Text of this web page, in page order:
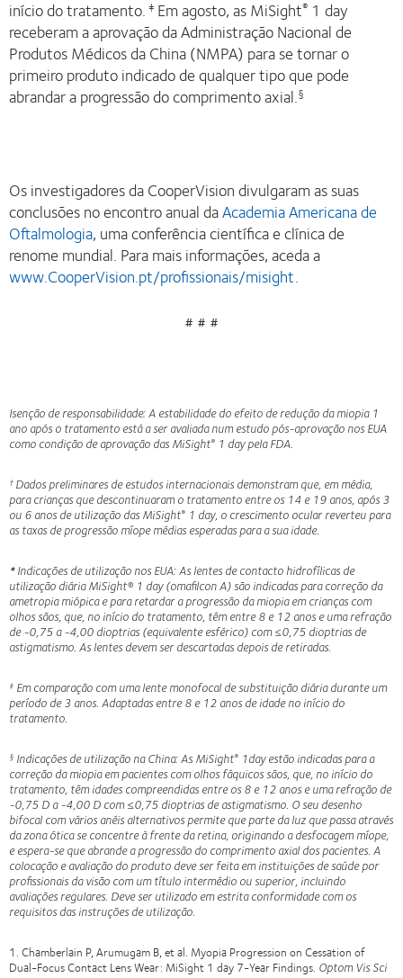
início do tratamento. ‡ Em agosto, as MiSight® 1 day
receberam a aprovação da Administração Nacional de
Produtos Médicos da China (NMPA) para se tornar o
primeiro produto indicado de qualquer tipo que pode
abrandar a progressão do comprimento axial.§
Os investigadores da CooperVision divulgaram as suas
conclusões no encontro anual daAcademia Americana de
Oftalmologia, uma conferência científica e clínica de
renome mundial. Para mais informações, aceda a
www.CooperVision.pt/profissionais/misight.
# # #
Isenção de responsabilidade: A estabilidade do efeito de redução da miopia 1
ano após o tratamento está a ser avaliada num estudo pós-aprovação nos EUA
como condição de aprovação das MiSight® 1 day pela FDA.
† Dados preliminares de estudos internacionais demonstram que, em média,
para crianças que descontinuaram o tratamento entre os 14 e 19 anos, após 3
ou 6 anos de utilização das MiSight® 1 day, o crescimento ocular reverteu para
as taxas de progressão míope médias esperadas para a sua idade.
*Indicações de utilização nos EUA: As lentes de contacto hidrofílicas de
utilização diária MiSight® 1 day (omafilcon A) são indicadas para correção da
ametropia miópica e para retardar a progressão da miopia em crianças com
olhos sãos, que, no início do tratamento, têm entre 8 e 12 anos e uma refração
de -0,75 a -4,00 dioptrias (equivalente esférico) com ≤0,75 dioptrias de
astigmatismo. As lentes devem ser descartadas depois de retiradas.
‡ Em comparação com uma lente monofocal de substituição diária durante um
período de 3 anos. Adaptadas entre 8 e 12 anos de idade no início do
tratamento.
§ Indicações de utilização na China: As MiSight® 1day estão indicadas para a
correção da miopia em pacientes com olhos fáquicos sãos, que, no início do
tratamento, têm idades compreendidas entre os 8 e 12 anos e uma refração de
-0,75 D a -4,00 D com ≤0,75 dioptrias de astigmatismo. O seu desenho
bifocal com vários anéis alternativos permite que parte da luz que passa através
da zona ótica se concentre à frente da retina, originando a desfocagem míope,
e espera-se que abrande a progressão do comprimento axial dos pacientes. A
colocação e avaliação do produto deve ser feita em instituições de saúde por
profissionais da visão com um título intermédio ou superior, incluindo
avaliações regulares. Deve ser utilizado em estrita conformidade com os
requisitos das instruções de utilização.
1. Chamberlain P, Arumugam B, et al. Myopia Progression on Cessation of
Dual-Focus Contact Lens Wear: MiSight 1 day 7-Year Findings. Optom Vis Sci